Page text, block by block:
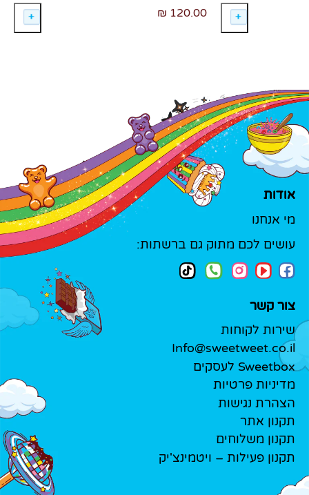
120.00 ₪
אודות
מי אנחנו
עושים לכם מתוק גם ברשתות:
צור קשר
שירות לקוחות
Info@sweetweet.co.il
Sweetbox לעסקים
מדיניות פרטיות
הצהרת נגישות
תקנון אתר
תקנון משלוחים
תקנון פעילות – ויטמינצ'יק